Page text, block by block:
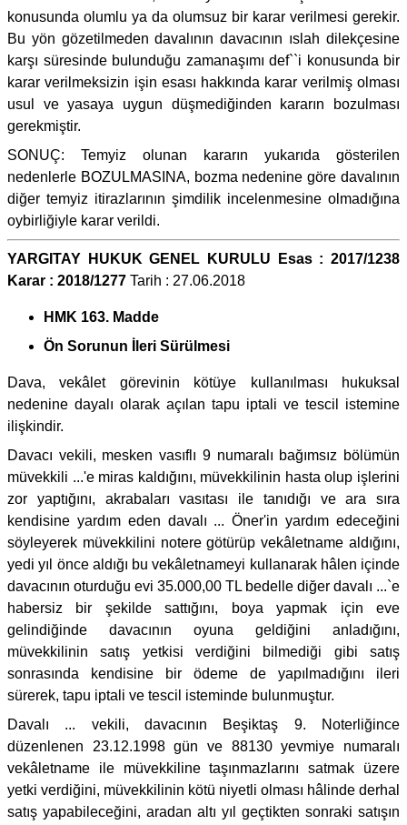
konusunda olumlu ya da olumsuz bir karar verilmesi gerekir.
Bu yön gözetilmeden davalının davacının ıslah dilekçesine
karşı süresinde bulunduğu zamanaşımı def``i konusunda bir
karar verilmeksizin işin esası hakkında karar verilmiş olması
usul ve yasaya uygun düşmediğinden kararın bozulması
gerekmiştir.
SONUÇ: Temyiz olunan kararın yukarıda gösterilen
nedenlerle BOZULMASINA, bozma nedenine göre davalının
diğer temyiz itirazlarının şimdilik incelenmesine olmadığına
oybirliğiyle karar verildi.
YARGITAY HUKUK GENEL KURULU Esas : 2017/1238
Karar : 2018/1277 Tarih : 27.06.2018
HMK 163. Madde
Ön Sorunun İleri Sürülmesi
Dava, vekâlet görevinin kötüye kullanılması hukuksal
nedenine dayalı olarak açılan tapu iptali ve tescil istemine
ilişkindir.
Davacı vekili, mesken vasıflı 9 numaralı bağımsız bölümün
müvekkili ...'e miras kaldığını, müvekkilinin hasta olup işlerini
zor yaptığını, akrabaları vasıtası ile tanıdığı ve ara sıra
kendisine yardım eden davalı ... Öner'in yardım edeceğini
söyleyerek müvekkilini notere götürüp vekâletname aldığını,
yedi yıl önce aldığı bu vekâletnameyi kullanarak hâlen içinde
davacının oturduğu evi 35.000,00 TL bedelle diğer davalı ...`e
habersiz bir şekilde sattığını, boya yapmak için eve
gelindiğinde davacının oyuna geldiğini anladığını,
müvekkilinin satış yetkisi verdiğini bilmediği gibi satış
sonrasında kendisine bir ödeme de yapılmadığını ileri
sürerek, tapu iptali ve tescil isteminde bulunmuştur.
Davalı ... vekili, davacının Beşiktaş 9. Noterliğince
düzenlenen 23.12.1998 gün ve 88130 yevmiye numaralı
vekâletname ile müvekkiline taşınmazlarını satmak üzere
yetki verdiğini, müvekkilinin kötü niyetli olması hâlinde derhal
satış yapabileceğini, aradan altı yıl geçtikten sonraki satışın